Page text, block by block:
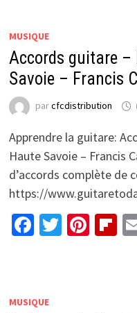
MUSIQUE
Accords guitare –
Savoie – Francis
parcfcdistribution
Apprendre la guitare:
Haute Savoie – Francis
d’accords complète de
https://
Facebook
Twitter
MUSIQUE